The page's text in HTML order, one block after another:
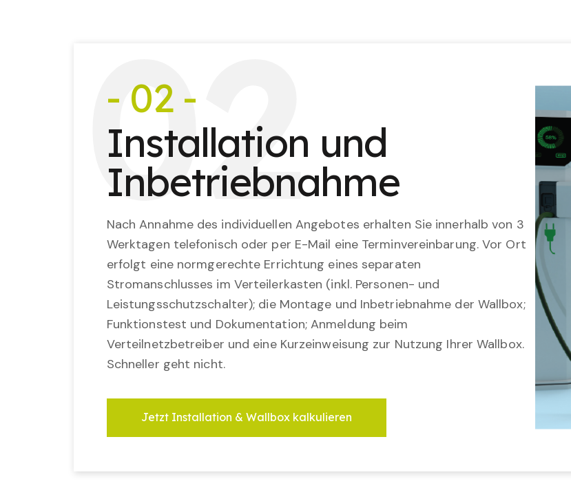
02
- 02 -
Installation und
Inbetriebnahme
Nach Annahme des individuellen Angebotes erhalten Sie innerhalb von 3
Werktagen telefonisch oder per E-Mail eine Terminvereinbarung. Vor Ort
erfolgt eine normgerechte Errichtung eines separaten
Stromanschlusses im Verteilerkasten (inkl. Personen- und
Leistungsschutzschalter); die Montage und Inbetriebnahme der Wallbox;
Funktionstest und Dokumentation; Anmeldung beim
Verteilnetzbetreiber und eine Kurzeinweisung zur Nutzung Ihrer Wallbox.
Schneller geht nicht.
Jetzt Installation & Wallbox kalkulieren